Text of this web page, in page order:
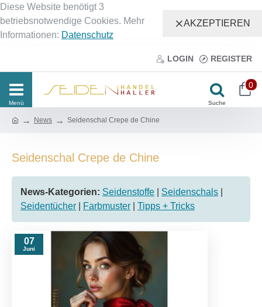
Diese Website benötigt 3
betriebsnotwendige Cookies. Mehr
Informationen: Datenschutz
AKZEPTIEREN
LOGIN REGISTER
0
News Seidenschal Crepe de Chine
Seidenschal Crepe de Chine
News-Kategorien: Seidenstoffe Seidenschals
Seidentücher
Farbmuster Tipps + Tricks
07
Juni